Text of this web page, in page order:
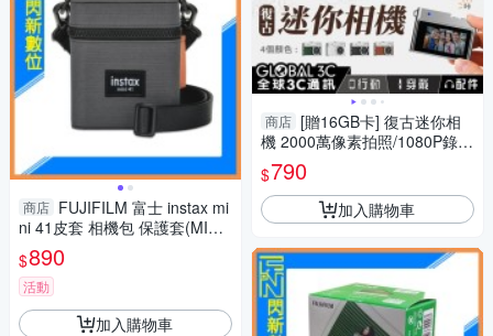
商店 FUJIFILM 富士 instax mi
ni 41皮套 相機包 保護套(MINI4
1,公司貨)拍立得
$890
活動
加入購物車
商店 [贈16GB卡] 復古迷你相
機 2000萬像素拍照/1080P錄影
螢幕顯示 LED補光燈 濾鏡模式
吊飾
$790
加入購物車